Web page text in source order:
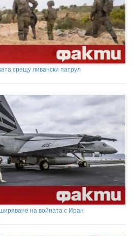
срещу ливански патрул
на войната с Иран